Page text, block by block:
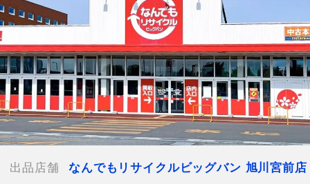
【店舗内商品コード】1017004020711
【メーカー】
【ランク】Bランク
通常使用による傷や汚れが見受けられる中古品
【規格・仕様】
中古品です
日本石油輸送・コンテナトラック
JR貨物・コンテナトラック
全国通運・コンテナトラック
佐川急便・コンテナトラック
出品店舗
なんでもリサイクルビッグバン 旭川宮前店